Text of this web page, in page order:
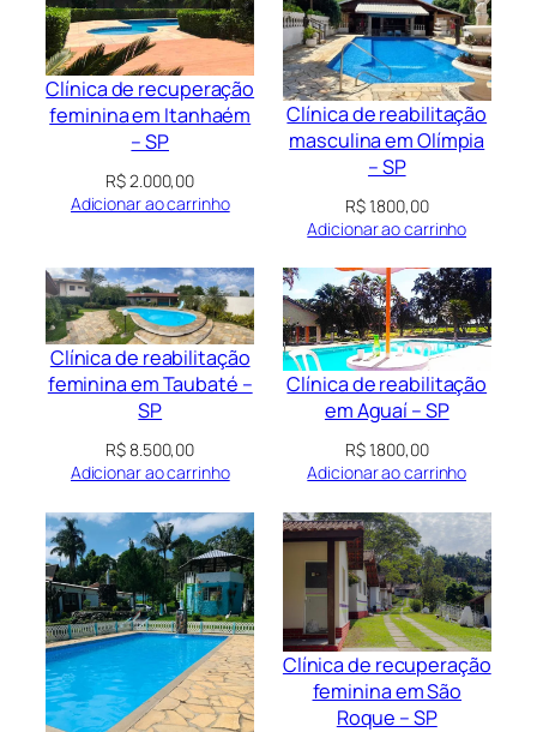
Clínica de recuperação
feminina em Itanhaém
– SP
R$2.000,00
Adicionar ao carrinho
Clínica de reabilitação
masculina em Olímpia
– SP
R$1.800,00
Adicionar ao carrinho
Clínica de reabilitação
feminina em Taubaté –
SP
R$8.500,00
Adicionar ao carrinho
Clínica de reabilitação
em Aguaí – SP
R$1.800,00
Adicionar ao carrinho
Clínica de recuperação
feminina em São
Roque – SP